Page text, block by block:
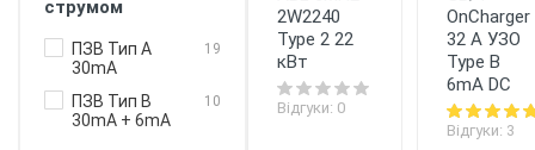
потужності
зарядні станції
Push-сповіщення
Регулювання
ліміту "зарядка
струмом
ПЗВ Тип А
30mA
19
ПЗВ Тип B
30mA + 6mA
10
2W2240
Type 2 22
кВт
Відгуки: 0
OnCharger
32 A УЗО
Type B
6mA DC
Відгуки: 3